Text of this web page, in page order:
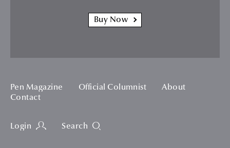
Buy Now
Pen Magazine Official Columnist
About
Contact
Login Search